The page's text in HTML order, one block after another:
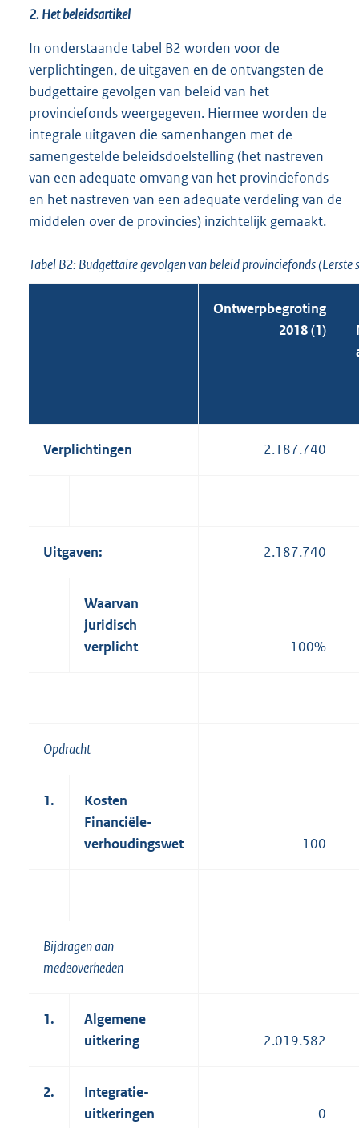
2. Het beleidsartikel
In onderstaande tabel B2 worden voor de
verplichtingen, de uitgaven en de ontvangsten de
budgettaire gevolgen van beleid van het
provinciefonds weergegeven. Hiermee worden de
integrale uitgaven die samenhangen met de
samengestelde beleidsdoelstelling (het nastreven
van een adequate omvang van het provinciefonds
en het nastreven van een adequate verdeling van de
middelen over de provincies) inzichtelijk gemaakt.
Tabel B2: Budgettaire gevolgen van beleid provinciefonds
Ontwerpbegroting
2018 (1)
Verplichtingen 2.187.740
Uitgaven: 2.187.740
Waarvan
juridisch
verplicht
100%
Opdracht
1.
Kosten
Financiële-
verhoudingswet
100
Bijdragen aan
medeoverheden
1.
Algemene
uitkering
2.019.582
2.
Integratie-
uitkeringen
0